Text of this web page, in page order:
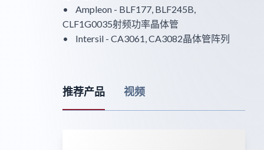
• Ampleon - BLF177, BLF245B,
CLF1G0035射频功率晶体管
• Intersil - CA3061, CA3082晶体管阵列
推荐产品 视频